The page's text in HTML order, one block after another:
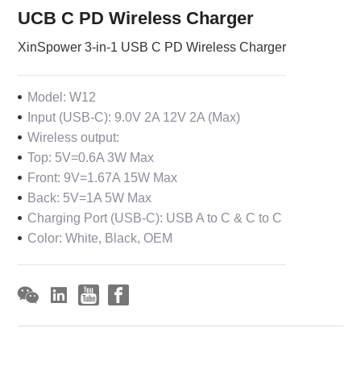
UCB C PD Wireless Charger
XinSpower 3-in-1 USB C PD Wireless Charger
Model: W12
Input (USB-C): 9.0V 2A 12V 2A (Max)
Wireless output:
Top: 5V=0.6A 3W Max
Front: 9V=1.67A 15W Max
Back: 5V=1A 5W Max
Charging Port (USB-C): USB A to C & C to C
Color: White, Black, OEM